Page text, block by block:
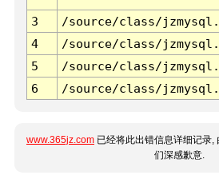
3 /source/class/
4
/source/class/
5
/source/class/
6
/source/class/
www.365jz.com 已经将此出错信息详细记录,
们深感歉意.